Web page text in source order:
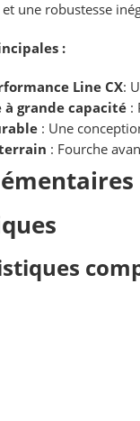
une robustesse
:
Line CX:
grande capacité:
: Une
: Fourche